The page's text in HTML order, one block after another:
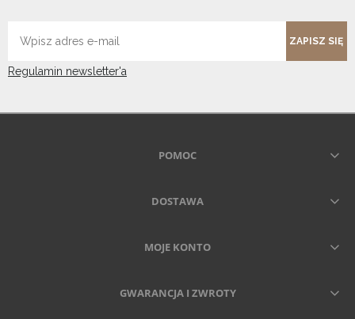
ZAPISZ SIĘ
Regulamin newsletter'a
POMOC
DOSTAWA
MOJE KONTO
GWARANCJA I ZWROTY